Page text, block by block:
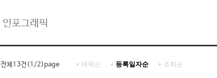
인포그래픽
전체 13건(1 /2)page 제목순 등록일자순 조회순